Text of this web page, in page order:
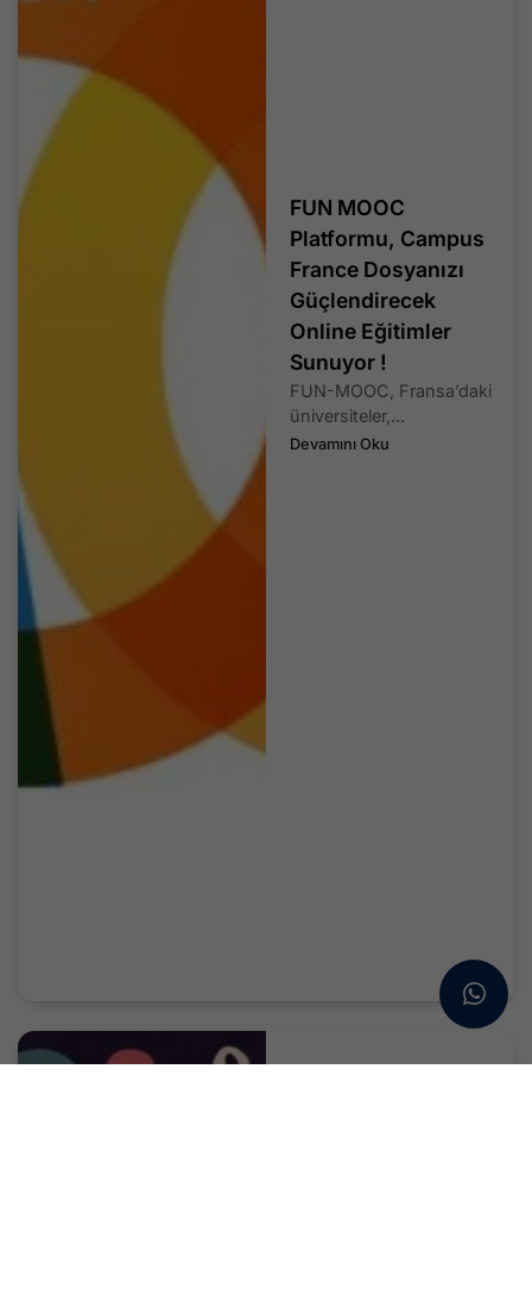
FUN MOOC
Platformu, Campus
France Dosyanızı
Güçlendirecek
Online Eğitimler
Sunuyor !
FUN-MOOC, Fransa’daki
üniversiteler,...
Devamını Oku